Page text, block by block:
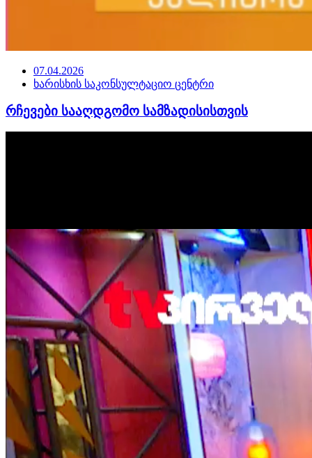
07.04.2026
ხარისხის საკონსულტაციო ცენტრი
რჩევები სააღდგომო სამზადისისთვის